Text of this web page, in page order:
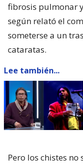
fibrosis pulmonar
según relató el
someterse a un
cataratas.
Lee también...
Pero los chistes